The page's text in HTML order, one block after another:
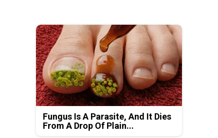
Fungus Is A Parasite, And It Dies
From A Drop Of Plain...